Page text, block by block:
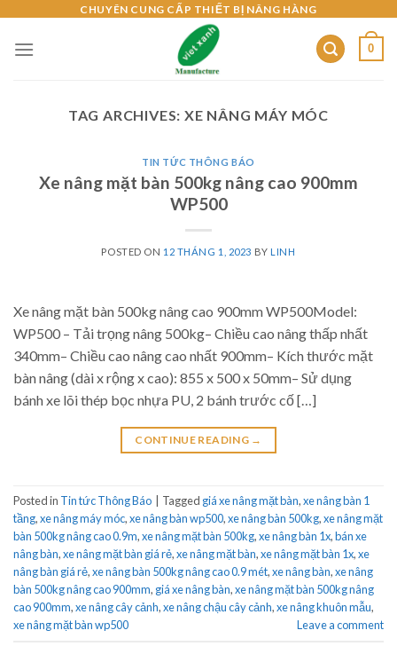
content
CHUYÊN CUNG CẤP THIẾT BỊ NÂNG HÀNG
0
TAG ARCHIVES:XE NÂNG MÁY MÓC
TIN TỨC THÔNG BÁO
Xe nâng mặt bàn 500kg nâng cao 900mm
WP500
POSTED ON 12 THÁNG 1, 2023 BYLINH
Xe nâng mặt bàn 500kg nâng cao 900mm WP500Model:
WP500 – Tải trọng nâng 500kg– Chiều cao nâng thấp nhất
340mm– Chiều cao nâng cao nhất 900mm– Kích thước mặt
bàn nâng (dài x rộng x cao): 855 x 500 x 50mm– Sử dụng
bánh xe lõi thép bọc nhựa PU, 2 bánh trước cố […]
CONTINUE READING →
Posted in Tin tức Thông Báo Tagged giá xe nâng mặt bàn,xe nâng bàn 1
tầng,xe nâng máy móc,xe nâng bàn wp500,xe nâng bàn 500kg,xe nâng mặt
bàn 500kg nâng cao 0.9m,xe nâng mặt bàn 500kg,xe nâng bàn 1x,bán xe
nâng bàn,xe nâng mặt bàn giá rẻ,xe nâng mặt bàn,xe nâng mặt bàn 1x,xe
nâng bàn giá rẻ,xe nâng bàn 500kg nâng cao 0.9 mét,xe nâng bàn,xe nâng
bàn 500kg nâng cao 900mm, giá xe nâng bàn,xe nâng mặt bàn 500kg nâng
cao 900mm,xe nâng cây cảnh,xe nâng chậu cây cảnh,xe nâng khuôn mẫu,
xe nâng mặt bàn wp500
Leave a comment